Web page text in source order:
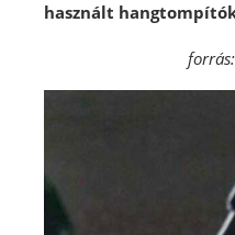
használt